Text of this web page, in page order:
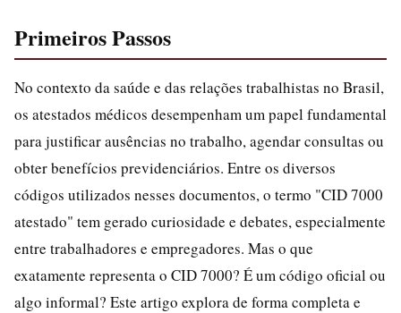
Primeiros Passos
No contexto da saúde e das relações trabalhistas no Brasil,
os atestados médicos desempenham um papel fundamental
para justificar ausências no trabalho, agendar consultas ou
obter benefícios previdenciários. Entre os diversos
códigos utilizados nesses documentos, o termo "CID 7000
atestado" tem gerado curiosidade e debates, especialmente
entre trabalhadores e empregadores. Mas o que
exatamente representa o CID 7000? É um código oficial ou
algo informal? Este artigo explora de forma completa e